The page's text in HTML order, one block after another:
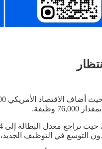
التوسع في التوظيف